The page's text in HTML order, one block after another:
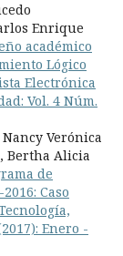
Enrique
académico
Lógico
Electrónica
Vol. 4 Núm.
Verónica
Bertha Alicia
de
Caso
Enero -